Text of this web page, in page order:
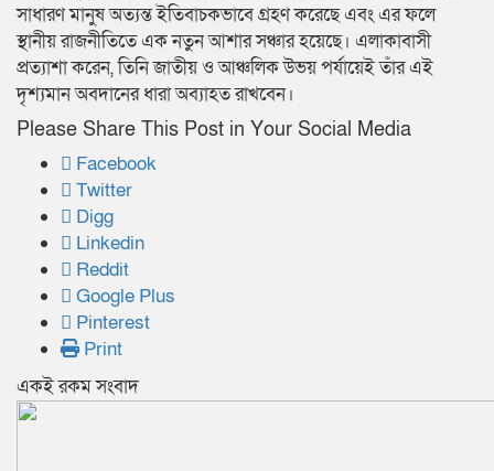
সাধারণ মানুষ অত্যন্ত ইতিবাচকভাবে গ্রহণ করেছে এবং এর ফলে
স্থানীয় রাজনীতিতে এক নতুন আশার সঞ্চার হয়েছে। এলাকাবাসী
প্রত্যাশা করেন, তিনি জাতীয় ও আঞ্চলিক উভয় পর্যায়েই তাঁর এই
দৃশ্যমান অবদানের ধারা অব্যাহত রাখবেন।
Please Share This Post in Your Social Media
Facebook
Twitter
Digg
Linkedin
Reddit
Google Plus
Pinterest
Print
একই রকম সংবাদ